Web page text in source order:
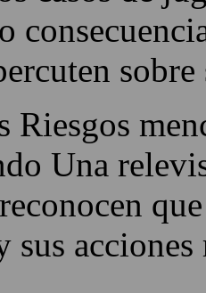
Riesgos
Una
sus